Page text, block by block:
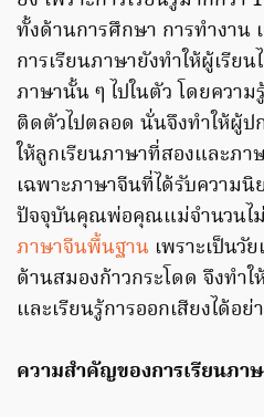
ทั้งด้านการศึกษา การทำงาน
การเรียนภาษายังทำให้ผู้เรีย
ภาษานั้น ๆ ไปในตัว โดยความ
ติดตัวไปตลอด นั่นจึงทำให้ผู้
ให้ลูกเรียนภาษาที่สองและภ
เฉพาะภาษาจีนที่ได้รับความ
ปัจจุบันคุณพ่อคุณแม่จำนวนไม่
ภาษาจีนพื้นฐาน เพราะเป็นวั
ด้านสมองก้าวกระโดด จึงทำ
และเรียนรู้การออกเสียงได้อย่
ความสำคัญของการเรียนภา